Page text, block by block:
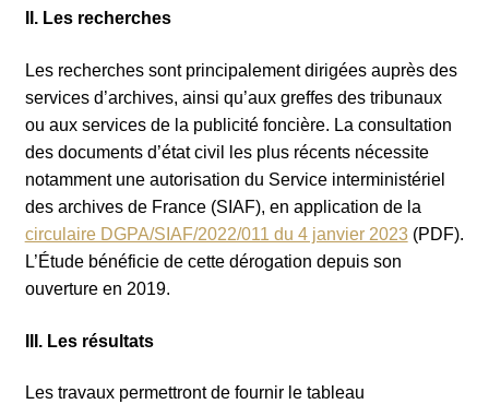
II. Les recherches
Les recherches sont principalement dirigées auprès des
services d’archives, ainsi qu’aux greffes des tribunaux
ou aux services de la publicité foncière. La consultation
des documents d’état civil les plus récents nécessite
notamment une autorisation du Service interministériel
des archives de France (SIAF), en application de la
circulaire DGPA/SIAF/2022/011 du 4 janvier 2023(PDF).
L’Étude bénéficie de cette dérogation depuis son
ouverture en 2019.
III. Les résultats
Les travaux permettront de fournir le tableau